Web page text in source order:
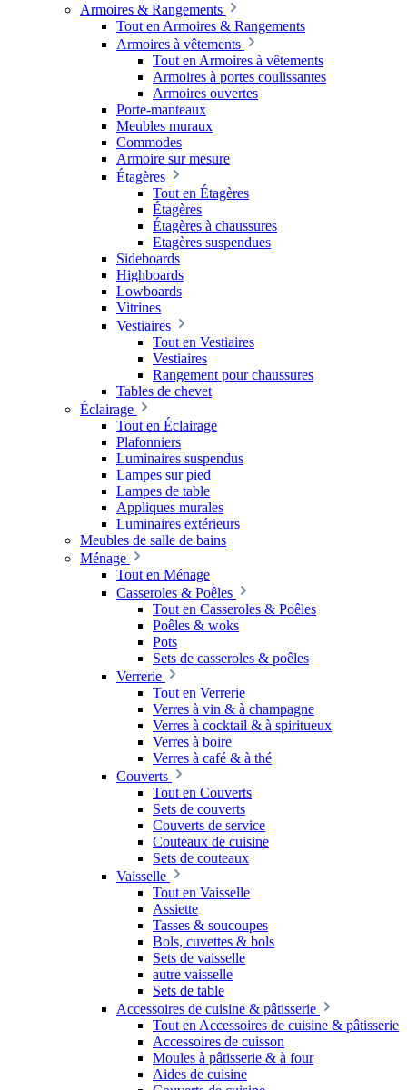
Armoires & Rangements
Tout en Armoires & Rangements
Armoires à vêtements
Tout en Armoires à vêtements
Armoires à portes coulissantes
Armoires ouvertes
Porte-manteaux
Meubles muraux
Commodes
Armoire sur mesure
Étagères
Tout en Étagères
Étagères
Étagères à chaussures
Etagères suspendues
Sideboards
Highboards
Lowboards
Vitrines
Vestiaires
Tout en Vestiaires
Vestiaires
Rangement pour chaussures
Tables de chevet
Éclairage
Tout en Éclairage
Plafonniers
Luminaires suspendus
Lampes sur pied
Lampes de table
Appliques murales
Luminaires extérieurs
Meubles de salle de bains
Ménage
Tout en Ménage
Casseroles & Poêles
Tout en Casseroles & Poêles
Poêles & woks
Pots
Sets de casseroles & poêles
Verrerie
Tout en Verrerie
Verres à vin & à champagne
Verres à cocktail & à spiritueux
Verres à boire
Verres à café & à thé
Couverts
Tout en Couverts
Sets de couverts
Couverts de service
Couteaux de cuisine
Sets de couteaux
Vaisselle
Tout en Vaisselle
Assiette
Tasses & soucoupes
Bols, cuvettes & bols
Sets de vaisselle
autre vaisselle
Sets de table
Accessoires de cuisine & pâtisserie
Tout en Accessoires de cuisine & pâtisserie
Accessoires de cuisson
Moules à pâtisserie & à four
Aides de cuisine